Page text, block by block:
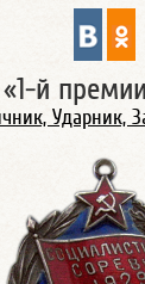
й
Ударник,